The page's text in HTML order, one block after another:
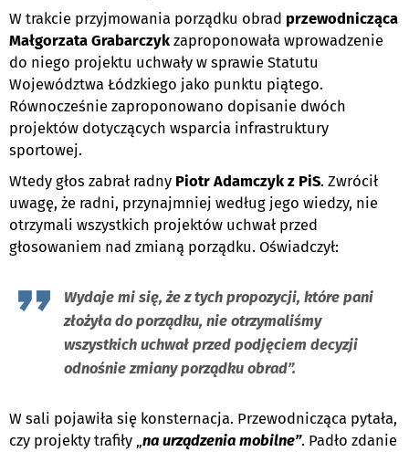
W trakcie przyjmowania porządku obrad przewodnicząca
Małgorzata Grabarczyk zaproponowała wprowadzenie
do niego projektu uchwały w sprawie Statutu
Województwa Łódzkiego jako punktu piątego.
Równocześnie zaproponowano dopisanie dwóch
projektów dotyczących wsparcia infrastruktury
sportowej.
Wtedy głos zabrał radny Piotr Adamczyk z PiS. Zwrócił
uwagę, że radni, przynajmniej według jego wiedzy, nie
otrzymali wszystkich projektów uchwał przed
głosowaniem nad zmianą porządku. Oświadczył:
Wydaje mi się, że z tych propozycji, które pani
złożyła do porządku, nie otrzymaliśmy
wszystkich uchwał przed podjęciem decyzji
odnośnie zmiany porządku obrad”.
W sali pojawiła się konsternacja. Przewodnicząca pytała,
czy projekty trafiły „na urządzenia mobilne”. Padło zdanie